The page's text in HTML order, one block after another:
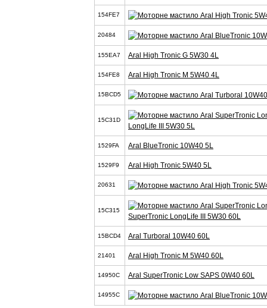
154FE7
20484
155EA7 Aral High Tronic G 5W30 4L
154FE8 Aral High Tronic M 5W40 4L
15BCD5
15C31D
LongLife III 5W30 5L
1529FA Aral BlueTronic 10W40 5L
1529F9 Aral High Tronic 5W40 5L
20631
15C315
SuperTronic LongLife III 5W30 60L
15BCD4 Aral Turboral 10W40 60L
21401 Aral High Tronic M 5W40 60L
14950C Aral SuperTronic Low SAPS 0W40 60L
14955C